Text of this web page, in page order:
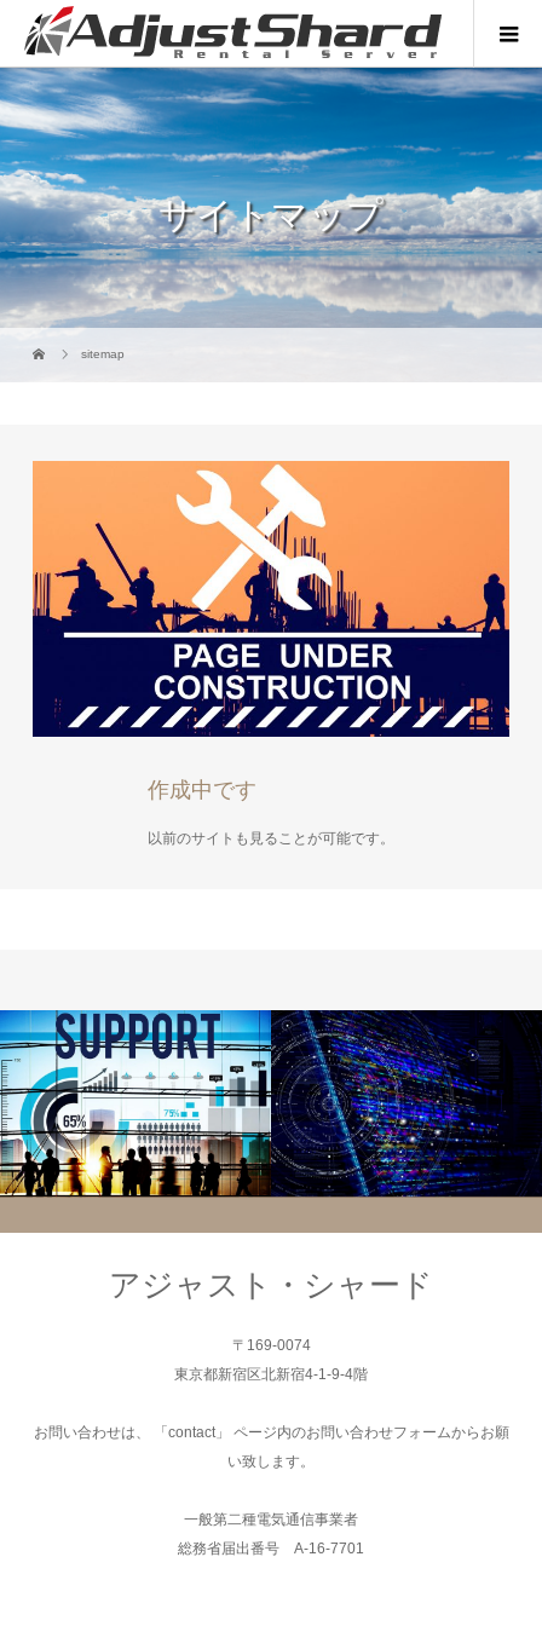
サイトマップ
sitemap
作成中です
以前のサイトも見ることが可能です。
システム
システム
アジャスト・シャード
〒169-0074
東京都新宿区北新宿4-1-9-4階
お問い合わせは、 「contact」 ページ内のお問い合わせフォームからお願
い致します。
一般第二種電気通信事業者
総務省届出番号 A-16-7701